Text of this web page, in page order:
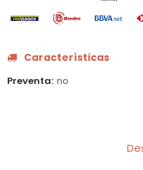
Características
Preventa no